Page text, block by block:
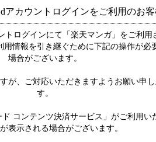
dアカウントログインをご利用のお
トログインにて「楽天マンガ」をご利用
用情報を引き継ぐために下記の操作が必
場合がございます。
が、ご対応いただきますようお願い申し
す。
ド コンテンツ決済サービス」がご利用い
表示される場合がございます。